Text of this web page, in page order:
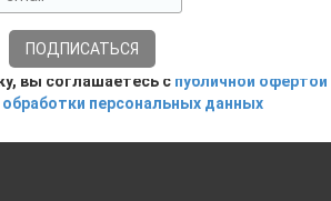
вы соглашаетесь с публичной офертой
персональных данных